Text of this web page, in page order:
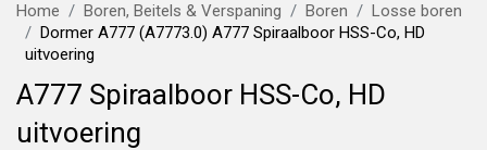
Home Boren, Beitels & Verspaning Boren
Losse boren
Dormer A777 (A7773.0) A777 Spiraalboor HSS-Co, HD
uitvoering
A777 Spiraalboor HSS-Co, HD
uitvoering